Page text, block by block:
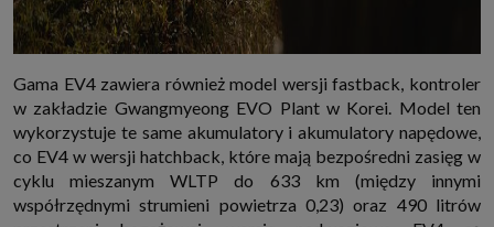
Gama EV4 zawiera również model wersji fastback, kontroler
w zakładzie Gwangmyeong EVO Plant w Korei. Model ten
wykorzystuje te same akumulatory i akumulatory napędowe,
co EV4 w wersji hatchback, które mają bezpośredni zasięg w
cyklu mieszanym WLTP do 633 km (między innymi
współrzędnymi strumieni powietrza 0,23) oraz 490 litrów